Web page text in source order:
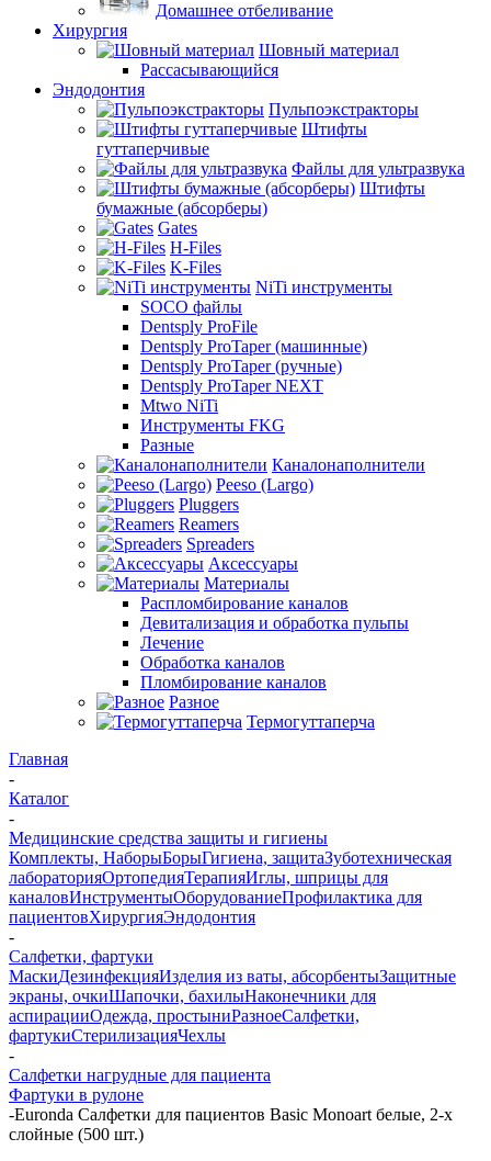
Домашнее отбеливание
Хирургия
Шовный материал
Рассасывающийся
Эндодонтия
Пульпоэкстракторы
Штифты
гуттаперчивые
Файлы для ультразвука
Штифты
бумажные (абсорберы)
Gates
H-Files
K-Files
NiTi инструменты
SOCO файлы
Dentsply ProFile
Dentsply ProTaper (машинные)
Dentsply ProTaper (ручные)
Dentsply ProTaper NEXT
Mtwo NiTi
Инструменты FKG
Разные
Каналонаполнители
Peeso (Largo)
Pluggers
Reamers
Spreaders
Аксессуары
Материалы
Распломбирование каналов
Девитализация и обработка пульпы
Лечение
Обработка каналов
Пломбирование каналов
Разное
Термогуттаперча
Главная
-
Каталог
-
Медицинские средства защиты и гигиены
Комплекты, НаборыБорыГигиена, защитаЗуботехническая
лабораторияОртопедияТерапияИглы, шприцы для
каналовИнструментыОборудованиеПрофилактика для
пациентовХирургияЭндодонтия
-
Салфетки, фартуки
МаскиДезинфекцияИзделия из ваты, абсорбентыЗащитные
экраны, очкиШапочки, бахилыНаконечники для
аспирацииОдежда, простыниРазноеСалфетки,
фартукиСтерилизацияЧехлы
-
Салфетки нагрудные для пациента
Фартуки в рулоне
-Euronda Салфетки для пациентов Basic Monoart белые, 2-х
слойные (500 шт.)